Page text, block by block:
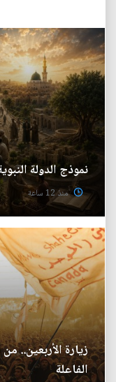
نموذج الدولة
منذ 12 ساعة
زيارة الأربعين..
الفاعلة